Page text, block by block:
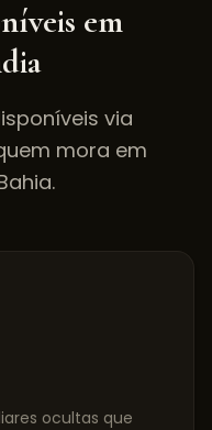
em
via
mora em
.
ocultas que